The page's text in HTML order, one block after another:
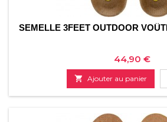
SEMELLE 3FEET OUTDOOR
Prix
44,90 €
 Ajouter au panier